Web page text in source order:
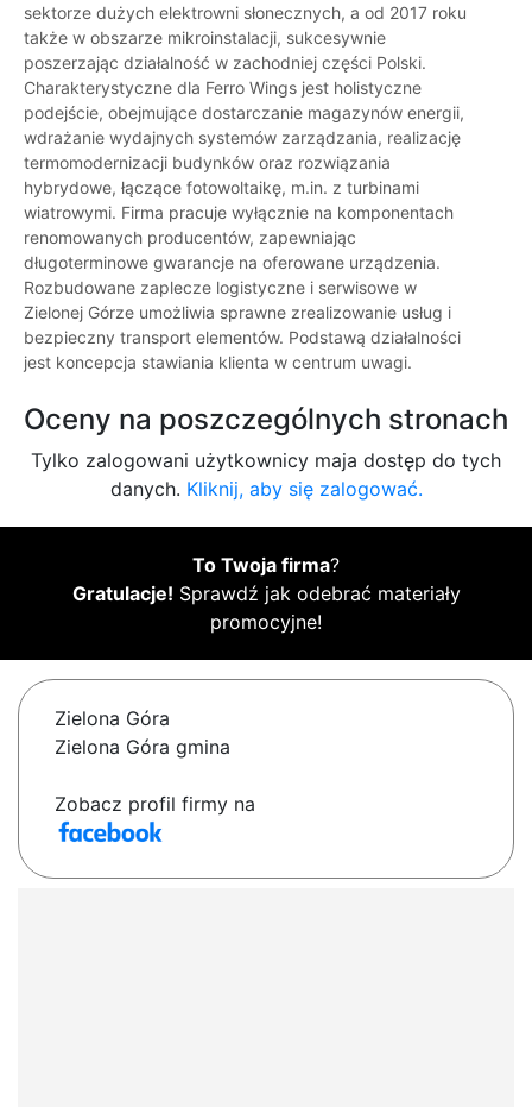
sektorze dużych elektrowni słonecznych, a od 2017 roku
także w obszarze mikroinstalacji, sukcesywnie
poszerzając działalność w zachodniej części Polski.
Charakterystyczne dla Ferro Wings jest holistyczne
podejście, obejmujące dostarczanie magazynów energii,
wdrażanie wydajnych systemów zarządzania, realizację
termomodernizacji budynków oraz rozwiązania
hybrydowe, łączące fotowoltaikę, m.in. z turbinami
wiatrowymi. Firma pracuje wyłącznie na komponentach
renomowanych producentów, zapewniając
długoterminowe gwarancje na oferowane urządzenia.
Rozbudowane zaplecze logistyczne i serwisowe w
Zielonej Górze umożliwia sprawne zrealizowanie usług i
bezpieczny transport elementów. Podstawą działalności
jest koncepcja stawiania klienta w centrum uwagi.
Oceny na poszczególnych stronach
Tylko zalogowani użytkownicy maja dostęp do tych
danych. Kliknij, aby się zalogować.
To Twoja firma?
Gratulacje! Sprawdź jak odebrać materiały
promocyjne!
Zielona Góra
Zielona Góra gmina
Zobacz profil firmy na